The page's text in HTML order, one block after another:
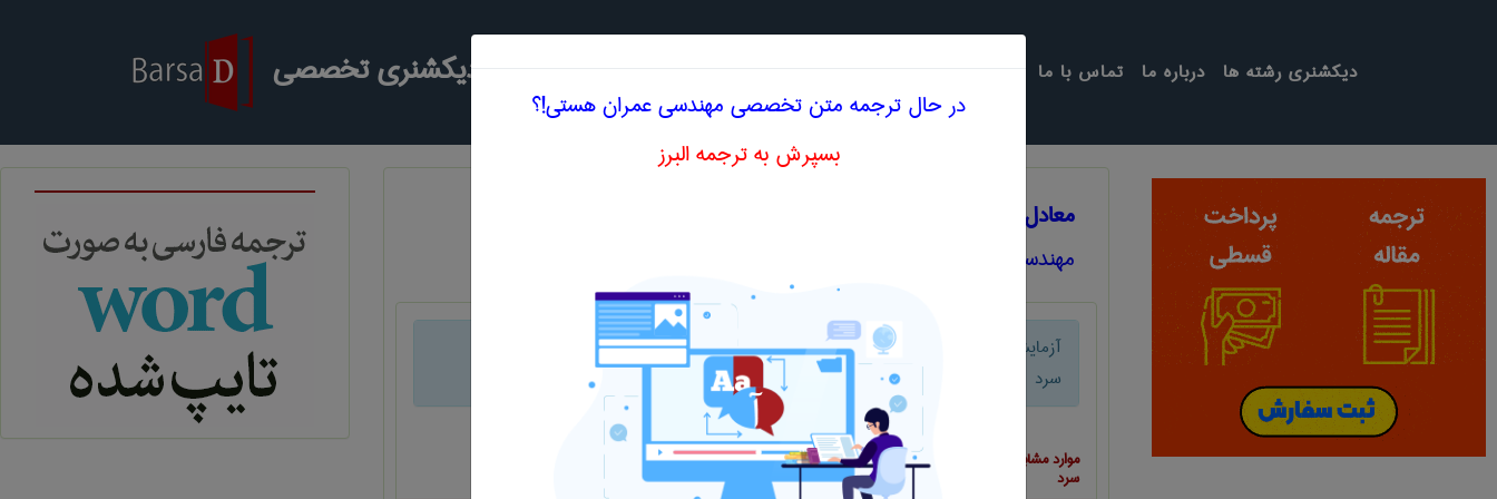
جستجو در دیکشنری تخصصی تماس با ما درباره ما دیکشنری رشته ها
معادل انگلیسی آزمایش خمشی به طریقه سرد
مهندسی عمران
آزمایش خمشی به طریقه
سرد
cold-bend test
موارد مشابه با اصطلاح تخصصی فارسی آزمایش خمشی به طریقه
سرد
در حال ترجمه متن تخصصی مهندسی عمران هستی!؟
بسپرش به ترجمه البرز